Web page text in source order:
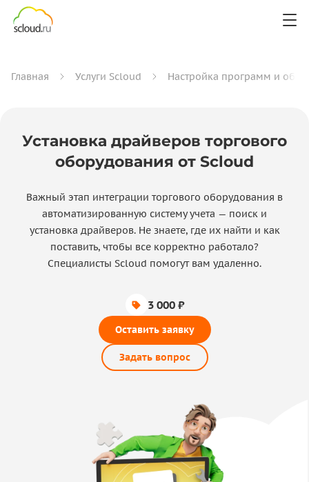
Главная Услуги Scloud Настройка программ и
Установка драйверов торгового
оборудования от Scloud
Важный этап интеграции торгового оборудования в
автоматизированную систему учета — поиск и
установка драйверов. Не знаете, где их найти и как
поставить, чтобы все корректно работало?
Специалисты Scloud помогут вам удаленно.
3 000 ₽
Оставить заявку
Задать вопрос